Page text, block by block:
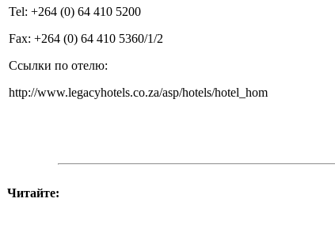
Tel: +264 (0) 64 410 5200
Fax: +264 (0) 64 410 5360/1/2
Ссылки по отелю:
http://www.legacyhotels.co.za/asp/hotels/hotel_hom
Читайте: